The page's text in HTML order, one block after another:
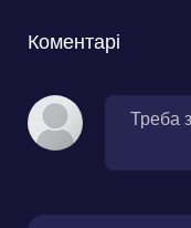
Коментарі
Треба